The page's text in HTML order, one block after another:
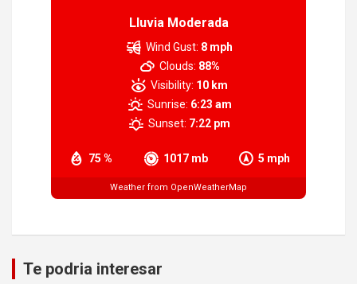
Lluvia Moderada
75 % 1017 mb 5 mph
Wind Gust: 8 mph
Clouds: 88%
Visibility: 10 km
Sunrise: 6:23 am
Sunset: 7:22 pm
Weather from OpenWeatherMap
Te podria interesar